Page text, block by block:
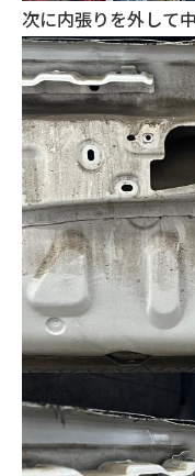
次に内張りを外して